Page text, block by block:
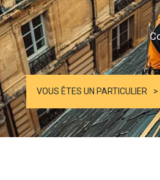
VOUS ÊTES UN PARTICULIER